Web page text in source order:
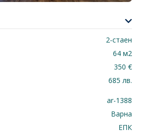
2-стаен
64 м2
350 €
685 лв.
ar-1388
Варна
ЕПК